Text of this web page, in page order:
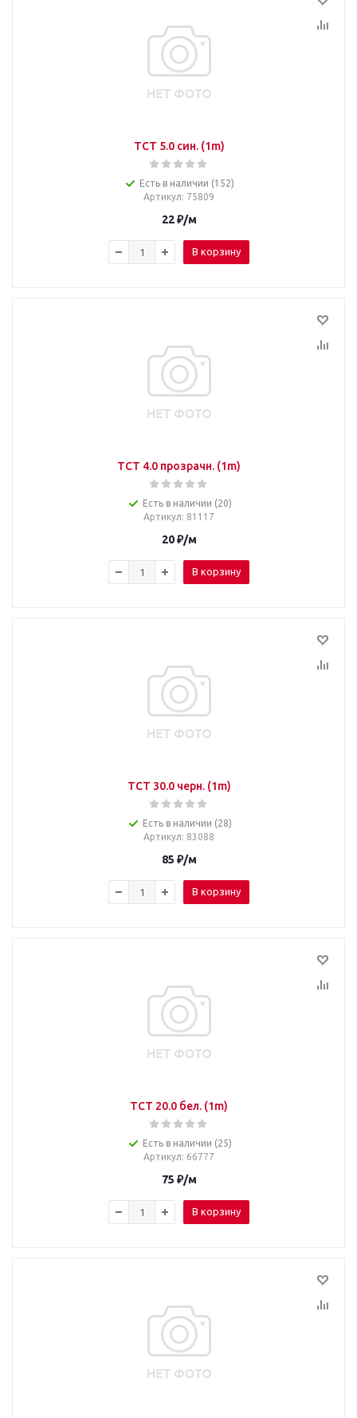
TCT 5.0 син. (1m)
Есть в наличии (152)
Артикул: 75809
22₽/м
В корзину
TCT 4.0 прозрачн. (1m)
Есть в наличии (20)
Артикул: 81117
20₽/м
В корзину
TCT 30.0 черн. (1m)
Есть в наличии (28)
Артикул: 83088
85 ₽/м
В корзину
TCT 20.0 бел. (1m)
Есть в наличии (25)
Артикул: 66777
75 ₽/м
В корзину